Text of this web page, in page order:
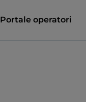
Portale operatori